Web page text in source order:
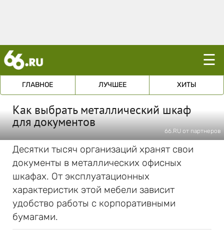
☰
ГЛАВНОЕ ЛУЧШЕЕ ХИТЫ
Как выбрать металлический шкаф
для документов
66.RU от партнеров
Десятки тысяч организаций хранят свои
документы в металлических офисных
шкафах. От эксплуатационных
характеристик этой мебели зависит
удобство работы с корпоративными
бумагами.